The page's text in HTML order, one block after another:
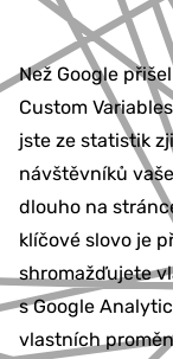
Než Google
Custom
jste ze statistik
návštěvníků
dlouho na
klíčové slovo je
shromažďujete
s Google
vlastních